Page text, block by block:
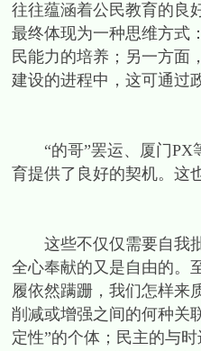
往往蕴涵着公民教育的良
最终体现为一种思维方式
民能力的培养；另一方面
建设的进程中，这可通过
“的哥”罢运、厦门PX等
育提供了良好的契机。这
这些不仅仅需要自我批
全心奉献的又是自由的。
履依然蹒跚，我们怎样来
削减或增强之间的何种关
定性”的个体；民主的与